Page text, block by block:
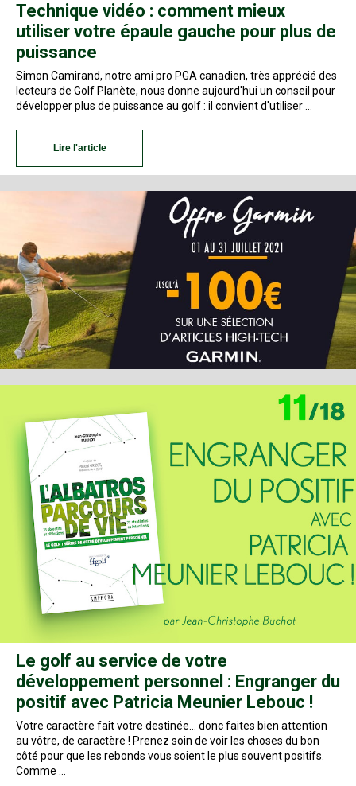
Technique vidéo : comment mieux
utiliser votre épaule gauche pour plus de
puissance
Simon Camirand, notre ami pro PGA canadien, très apprécié des
lecteurs de Golf Planète, nous donne aujourd'hui un conseil pour
développer plus de puissance au golf : il convient d'utiliser …
Lire l'article
Le golf au service de votre
développement personnel : Engranger du
positif avec Patricia Meunier Lebouc !
Votre caractère fait votre destinée… donc faites bien attention
au vôtre, de caractère ! Prenez soin de voir les choses du bon
côté pour que les rebonds vous soient le plus souvent positifs.
Comme …